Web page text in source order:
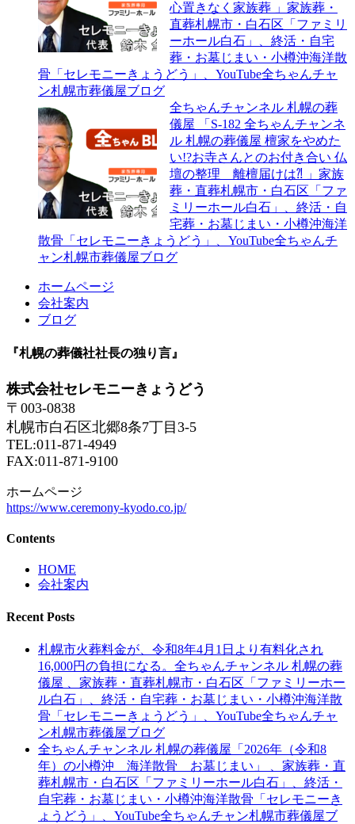
心置きなく家族葬 」家族葬・
直葬札幌市・白石区「ファミリ
ーホール白石」、終活・自宅
葬・お墓じまい・小樽沖海洋散
骨「セレモニーきょうどう」、YouTube全ちゃんチャ
ン札幌市葬儀屋ブログ
全ちゃんチャンネル 札幌の葬
儀屋 「S-182 全ちゃんチャンネ
ル 札幌の葬儀屋 檀家をやめた
い!?お寺さんとのお付き合い 仏
壇の整理 離檀届けは⁈ 」家族
葬・直葬札幌市・白石区「ファ
ミリーホール白石」、終活・自
宅葬・お墓じまい・小樽沖海洋
散骨「セレモニーきょうどう」、YouTube全ちゃんチ
ャン札幌市葬儀屋ブログ
ホームページ
会社案内
ブログ
『札幌の葬儀社社長の独り言』
株式会社セレモニーきょうどう
〒003-0838
札幌市白石区北郷8条7丁目3-5
TEL:011-871-4949
FAX:011-871-9100
ホームページ
https://www.ceremony-kyodo.co.jp/
Contents
HOME
会社案内
Recent Posts
札幌市火葬料金が、令和8年4月1日より有料化され
16,000円の負担になる。全ちゃんチャンネル 札幌の葬
儀屋 、家族葬・直葬札幌市・白石区「ファミリーホー
ル白石」、終活・自宅葬・お墓じまい・小樽沖海洋散
骨「セレモニーきょうどう」、YouTube全ちゃんチャ
ン札幌市葬儀屋ブログ
全ちゃんチャンネル 札幌の葬儀屋「2026年（令和8
年）の小樽沖 海洋散骨 お墓じまい」 、家族葬・直
葬札幌市・白石区「ファミリーホール白石」、終活・
自宅葬・お墓じまい・小樽沖海洋散骨「セレモニーき
ょうどう」、YouTube全ちゃんチャン札幌市葬儀屋ブ